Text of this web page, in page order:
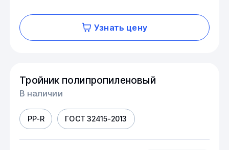
Узнать цену
Тройник полипропиленовый
В наличии
PP-R ГОСТ 32415-2013